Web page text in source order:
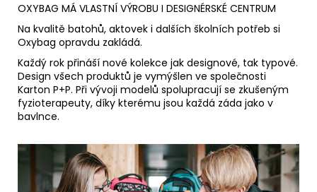
OXYBAG MÁ VLASTNÍ VÝROBU I DESIGNÉRSKÉ CENTRUM
Na kvalitě batohů, aktovek i dalších školních potřeb si
Oxybag opravdu zakládá.
Každý rok přináší nové kolekce jak designové, tak typové.
Design všech produktů je vymýšlen ve společnosti
Karton P+P. Při vývoji modelů spolupracují se zkušeným
fyzioterapeuty, díky kterému jsou každá záda jako v
bavlnce.